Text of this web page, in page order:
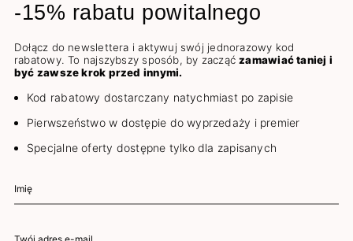
-15% rabatu powitalnego
Dołącz do newslettera i aktywuj swój jednorazowy kod
rabatowy. To najszybszy sposób, by zacząćzamawiać taniej i
być zawsze krok przed innymi.
Kod rabatowy dostarczany natychmiast po zapisie
Pierwszeństwo w dostępie do wyprzedaży i premier
Specjalne oferty dostępne tylko dla zapisanych